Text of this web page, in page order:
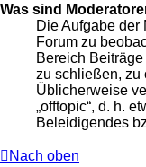
Was sind
Die Aufgabe der
Forum zu
Bereich
zu schließen, zu
Üblicherweise
„offtopic“, d. h.
Beleidigendes
Nach oben